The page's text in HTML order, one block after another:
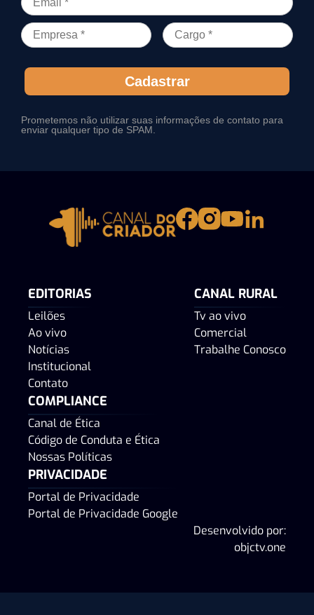
Cadastrar
Prometemos não utilizar suas informações de contato para
enviar qualquer tipo de SPAM.
EDITORIAS
Leilões
Ao vivo
Notícias
Institucional
Contato
CANAL RURAL
Tv ao vivo
Comercial
Trabalhe Conosco
COMPLIANCE
Canal de Ética
Código de Conduta e Ética
Nossas Políticas
PRIVACIDADE
Portal de Privacidade
Portal de Privacidade Google
Desenvolvido por:
objctv.one